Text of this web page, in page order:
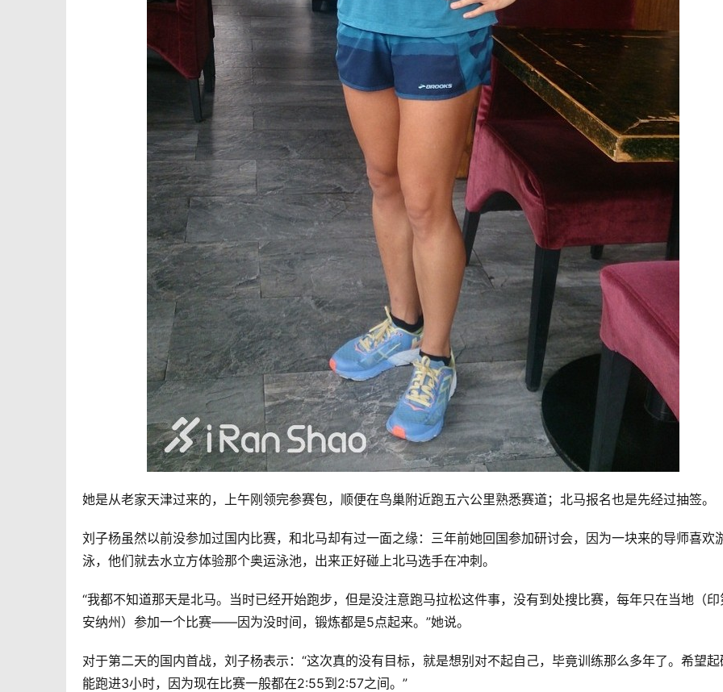
她是从老家天津过来的，上午刚领完参赛包，顺便在鸟巢附近跑五六公里熟悉赛道；北马报名也是先经过抽签。
刘子杨虽然以前没参加过国内比赛，和北马却有过一面之缘：三年前她回国参加研讨会，因为一块来的导师喜欢
泳，他们就去水立方体验那个奥运泳池，出来正好碰上北马选手在冲刺。
“我都不知道那天是北马。当时已经开始跑步，但是没注意跑马拉松这件事，没有到处搜比赛，每年只在当地（印
安纳州）参加一个比赛——因为没时间，锻炼都是5点起来。”她说。
对于第二天的国内首战，刘子杨表示：“这次真的没有目标，就是想别对不起自己，毕竟训练那么多年了。希望起
能跑进3小时，因为现在比赛一般都在2:55到2:57之间。”